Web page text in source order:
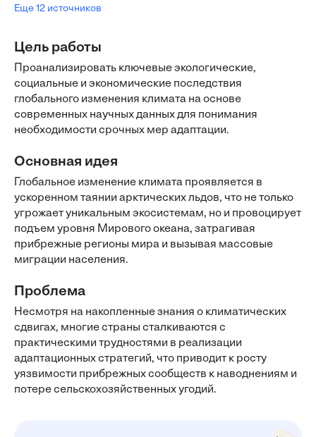
Еще 12 источников
Цель работы
Проанализировать ключевые экологические,
социальные и экономические последствия
глобального изменения климата на основе
современных научных данных для понимания
необходимости срочных мер адаптации.
Основная идея
Глобальное изменение климата проявляется в
ускоренном таянии арктических льдов, что не только
угрожает уникальным экосистемам, но и провоцирует
подъем уровня Мирового океана, затрагивая
прибрежные регионы мира и вызывая массовые
миграции населения.
Проблема
Несмотря на накопленные знания о климатических
сдвигах, многие страны сталкиваются с
практическими трудностями в реализации
адаптационных стратегий, что приводит к росту
уязвимости прибрежных сообществ к наводнениям и
потере сельскохозяйственных угодий.